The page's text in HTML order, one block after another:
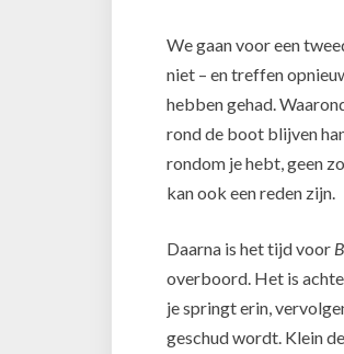
We gaan voor een
niet – en treffen
hebben gehad.
rond de boot blijven
rondom je hebt, geen
kan ook een reden zijn.
Daarna is het tijd voor
overboord. Het is
je springt erin,
geschud wordt. Klein